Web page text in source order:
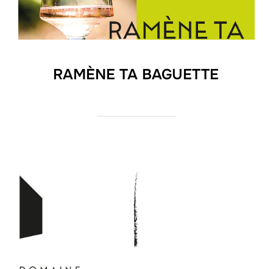
RAMÈNE TA BAGUETTE